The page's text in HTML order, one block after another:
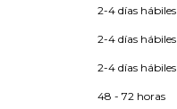
2-4 días hábiles
2-4 días hábiles
2-4 días hábiles
48 - 72 horas